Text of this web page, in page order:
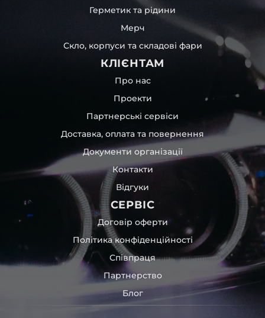
Герметик та рідини
Мерч
Скло, корпуси та складові фари
КЛІЄНТАМ
Про нас
Проекти
Партнерські сервіси
Доставка, оплата та повернення
Документи організації
Контакти
Відгуки
СЕРВІС
Договір оферти
Політика конфіденційності
Співпраця
Партнерство
Блог